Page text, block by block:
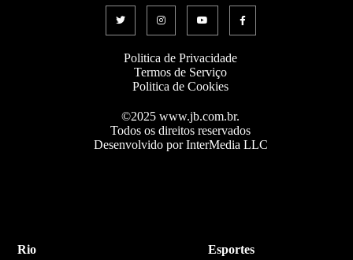
Politica de Privacidade
Termos de Serviço
Politica de Cookies
©2025 www.jb.com.br.
Todos os direitos reservados
Desenvolvido por InterMedia LLC
Rio Esportes